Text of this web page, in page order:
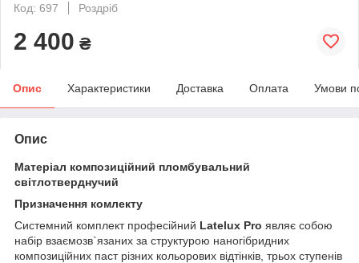
Код: 697
Роздріб
2 400 ₴
Опис Характеристики Доставка Оплата Умови
Опис
Матеріал композиційний пломбувальний
світлотверднучий
Призначення комлекту
Системний комплект професійний Latelux Pro являє собою
набір взаємозв`язаних за структурою наногібридних
композиційних паст різних кольорових відтінків, трьох ступенів